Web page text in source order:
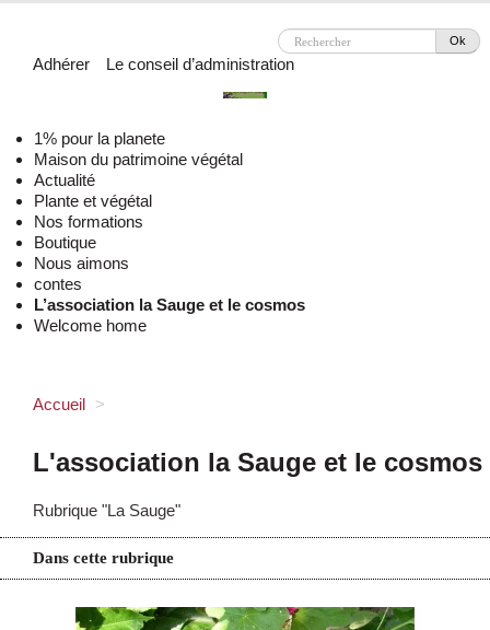
Ok
Adhérer Le conseil d’administration
1% pour la planete
Maison du patrimoine végétal
Actualité
Plante et végétal
Nos formations
Boutique
Nous aimons
contes
L’association la Sauge et le cosmos
Welcome home
Accueil >
L'association la Sauge et le cosmos
Rubrique "La Sauge"
Dans cette rubrique